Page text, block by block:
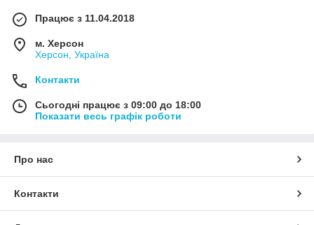
Працює з 11.04.2018
м. Херсон
Херсон, Україна
Контакти
Сьогодні працює з 09:00 до 18:00
Показати весь графік роботи
Про нас
Контакти